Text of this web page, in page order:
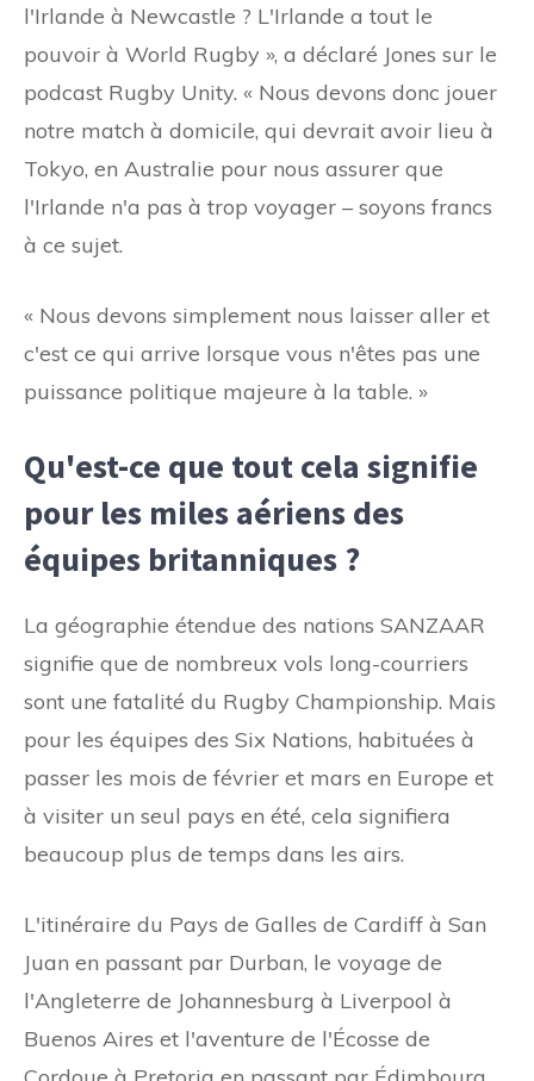
l'Irlande à Newcastle ? L'Irlande a tout le
pouvoir à World Rugby », a déclaré Jones sur le
podcast Rugby Unity. « Nous devons donc jouer
notre match à domicile, qui devrait avoir lieu à
Tokyo, en Australie pour nous assurer que
l'Irlande n'a pas à trop voyager – soyons francs
à ce sujet.
« Nous devons simplement nous laisser aller et
c'est ce qui arrive lorsque vous n'êtes pas une
puissance politique majeure à la table. »
Qu'est-ce que tout cela signifie
pour les miles aériens des
équipes britanniques ?
La géographie étendue des nations SANZAAR
signifie que de nombreux vols long-courriers
sont une fatalité du Rugby Championship. Mais
pour les équipes des Six Nations, habituées à
passer les mois de février et mars en Europe et
à visiter un seul pays en été, cela signifiera
beaucoup plus de temps dans les airs.
L'itinéraire du Pays de Galles de Cardiff à San
Juan en passant par Durban, le voyage de
l'Angleterre de Johannesburg à Liverpool à
Buenos Aires et l'aventure de l'Écosse de